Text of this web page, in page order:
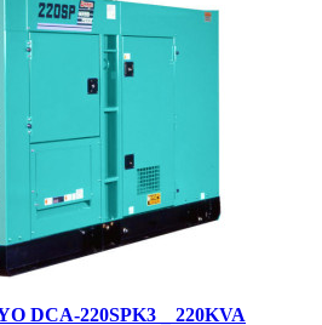
DCA-220SPK3 _ 220KVA